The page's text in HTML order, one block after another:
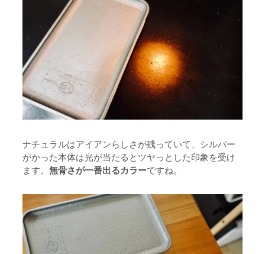
ナチュラルはアイアンらしさが残っていて、シルバー
がかった本体は光が当たるとツヤっとした印象を受け
ます。 無骨さが一番出るカラーですね。